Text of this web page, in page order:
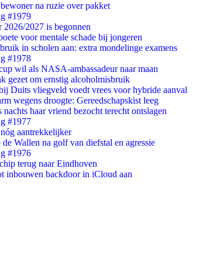
na ruzie over pakket
#1979
2027 is begonnen
voor mentale schade bij jongeren
in scholen aan: extra mondelinge examens
#1978
wil als NASA-ambassadeur naar maan
gezet om ernstig alcoholmisbruik
Duits vliegveld voedt vrees voor hybride aanval
wegens droogte: Gereedschapskist leeg
haar vriend bezocht terecht ontslagen
#1977
aantrekkelijker
Wallen na golf van diefstal en agressie
#1976
terug naar Eindhoven
inbouwen backdoor in iCloud aan